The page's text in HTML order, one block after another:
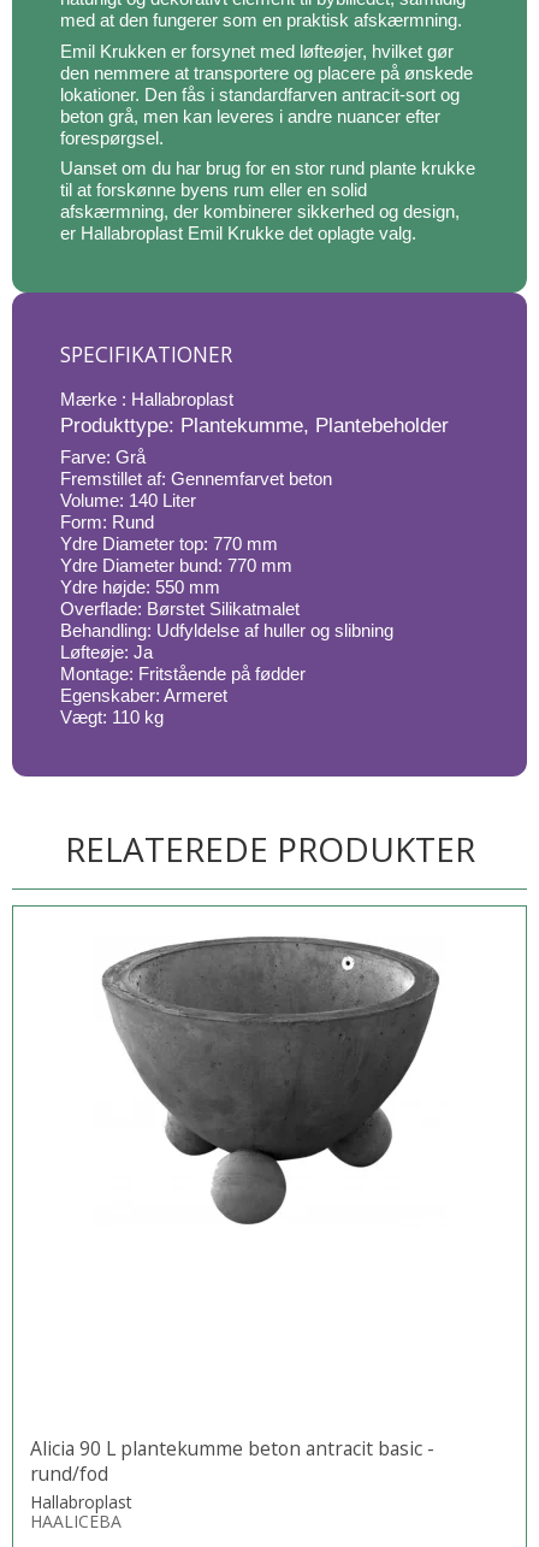
med at den fungerer som en praktisk afskærmning.
Emil Krukken er forsynet med løfteøjer, hvilket gør
den nemmere at transportere og placere på ønskede
lokationer. Den fås i standardfarven antracit-sort og
beton grå, men kan leveres i andre nuancer efter
forespørgsel.
Uanset om du har brug for en stor rund plante krukke
til at forskønne byens rum eller en solid
afskærmning, der kombinerer sikkerhed og design,
er Hallabroplast Emil Krukke det oplagte valg.
SPECIFIKATIONER
Mærke : Hallabroplast
Produkttype: Plantekumme, Plantebeholder
Farve: Grå
Fremstillet af: Gennemfarvet beton
Volume: 140 Liter
Form: Rund
Ydre Diameter top: 770 mm
Ydre Diameter bund: 770 mm
Ydre højde: 550 mm
Overflade: Børstet Silikatmalet
Behandling: Udfyldelse af huller og slibning
Løfteøje: Ja
Montage: Fritstående på fødder
Egenskaber: Armeret
Vægt: 110 kg
RELATEREDE PRODUKTER
Alicia 90 L plantekumme beton antracit basic -
rund/fod
Hallabroplast
HAALICEBA